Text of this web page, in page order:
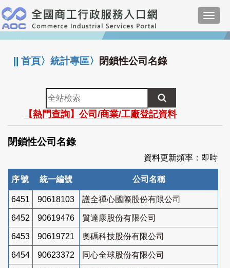
跳
到
主
要
:::
||首頁〉統計專區〉 閉鎖性公司名錄
全
站
檢
索
【熱門查詢】公司/商業/工廠登記資料
閉鎖性公司名錄
資料更新頻率：即時
序號 統一編號 公司名稱
6451 90618103 護全禪心國際股份有限公司
6452 90619476 質達康股份有限公司
6453 90619721 奧碼科技股份有限公司
6454 90623372 同心全球股份有限公司